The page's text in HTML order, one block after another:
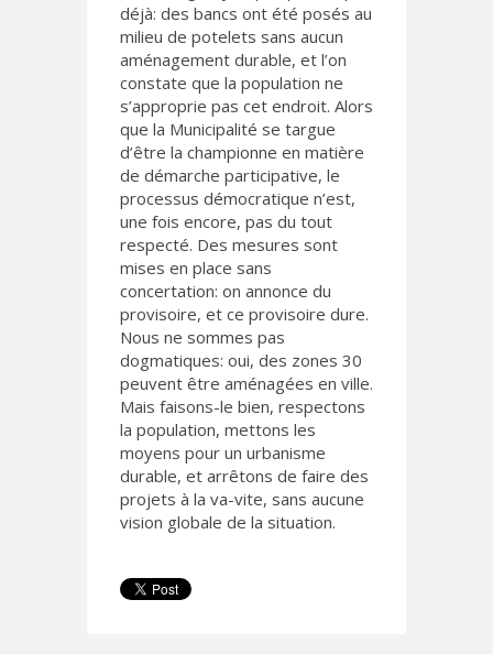
déjà: des bancs ont été posés au
milieu de potelets sans aucun
aménagement durable, et l’on
constate que la population ne
s’approprie pas cet endroit. Alors
que la Municipalité se targue
d’être la championne en matière
de démarche participative, le
processus démocratique n’est,
une fois encore, pas du tout
respecté. Des mesures sont
mises en place sans
concertation: on annonce du
provisoire, et ce provisoire dure.
Nous ne sommes pas
dogmatiques: oui, des zones 30
peuvent être aménagées en ville.
Mais faisons-le bien, respectons
la population, mettons les
moyens pour un urbanisme
durable, et arrêtons de faire des
projets à la va-vite, sans aucune
vision globale de la situation.